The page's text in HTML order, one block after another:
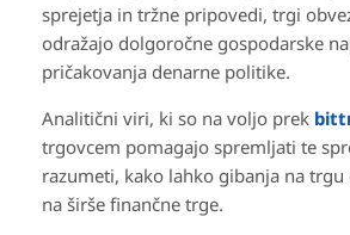
sprejetja in tržne pripovedi, trgi
odražajo dolgoročne gospodarske
pričakovanja denarne politike.
Analitični viri, ki so na voljo prek
trgovcem pomagajo spremljati te
razumeti, kako lahko gibanja na
na širše finančne trge.